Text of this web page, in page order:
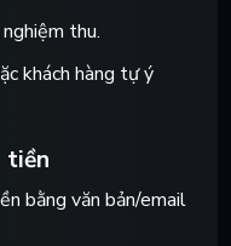
thu.
khách hàng tự ý
tiền
bằng văn bản/email